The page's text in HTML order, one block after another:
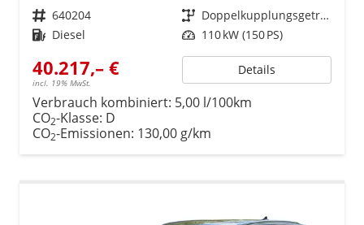
Fahrzeugnr. 640204 Getriebe
Doppelkupplungsgetriebe (DSG)
Kraftstoff Diesel Leistung 110 kW (150 PS)
40.217,– €
incl. 19% MwSt.
Details
Verbrauch kombiniert: 5,00 l/100km
CO2-Klasse: D
CO2-Emissionen: 130,00 g/km